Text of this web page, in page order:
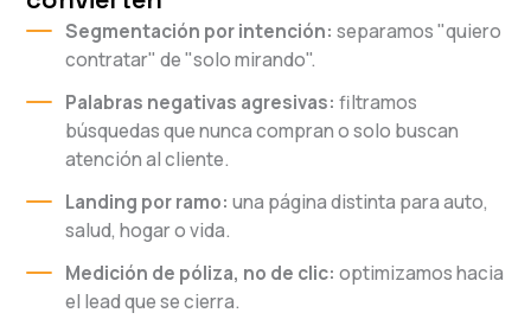
Segmentación por intención: separamos "quiero
contratar" de "solo mirando".
Palabras negativas agresivas: filtramos
búsquedas que nunca compran o solo buscan
atención al cliente.
Landing por ramo: una página distinta para auto,
salud, hogar o vida.
Medición de póliza, no de clic: optimizamos hacia
el lead que se cierra.